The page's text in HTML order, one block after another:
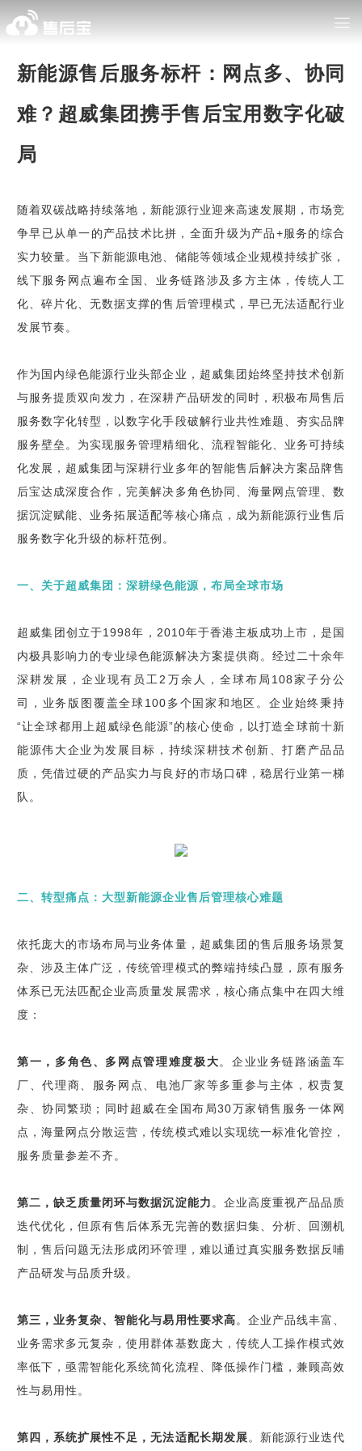
新能源售后服务标杆：网点多、协同
难？超威集团携手售后宝用数字化破
局
随着双碳战略持续落地，新能源行业迎来高速发展期，市场竞
争早已从单一的产品技术比拼，全面升级为产品+服务的综合
实力较量。当下新能源电池、储能等领域企业规模持续扩张，
线下服务网点遍布全国、业务链路涉及多方主体，传统人工
化、碎片化、无数据支撑的售后管理模式，早已无法适配行业
发展节奏。
作为国内绿色能源行业头部企业，超威集团始终坚持技术创新
与服务提质双向发力，在深耕产品研发的同时，积极布局售后
服务数字化转型，以数字化手段破解行业共性难题、夯实品牌
服务壁垒。为实现服务管理精细化、流程智能化、业务可持续
化发展，超威集团与深耕行业多年的智能售后解决方案品牌售
后宝达成深度合作，完美解决多角色协同、海量网点管理、数
据沉淀赋能、业务拓展适配等核心痛点，成为新能源行业售后
服务数字化升级的标杆范例。
一、关于超威集团：深耕绿色能源，布局全球市场
超威集团创立于1998年，2010年于香港主板成功上市，是国
内极具影响力的专业绿色能源解决方案提供商。经过二十余年
深耕发展，企业现有员工2万余人，全球布局108家子分公
司，业务版图覆盖全球100多个国家和地区。企业始终秉持
“让全球都用上超威绿色能源”的核心使命，以打造全球前十新
能源伟大企业为发展目标，持续深耕技术创新、打磨产品品
质，凭借过硬的产品实力与良好的市场口碑，稳居行业第一梯
队。
二、转型痛点：大型新能源企业售后管理核心难题
依托庞大的市场布局与业务体量，超威集团的售后服务场景复
杂、涉及主体广泛，传统管理模式的弊端持续凸显，原有服务
体系已无法匹配企业高质量发展需求，核心痛点集中在四大维
度：
第一，多角色、多网点管理难度极大。企业业务链路涵盖车
厂、代理商、服务网点、电池厂家等多重参与主体，权责复
杂、协同繁琐；同时超威在全国布局30万家销售服务一体网
点，海量网点分散运营，传统模式难以实现统一标准化管控，
服务质量参差不齐。
第二，缺乏质量闭环与数据沉淀能力 。企业高度重视产品品质
迭代优化，但原有售后体系无完善的数据归集、分析、回溯机
制，售后问题无法形成闭环管理，难以通过真实服务数据反哺
产品研发与品质升级。
第三，业务复杂、智能化与易用性要求高。企业产品线丰富、
业务需求多元复杂，使用群体基数庞大，传统人工操作模式效
率低下，亟需智能化系统简化流程、降低操作门槛，兼顾高效
性与易用性。
第四，系统扩展性不足，无法适配长期发展。新能源行业迭代